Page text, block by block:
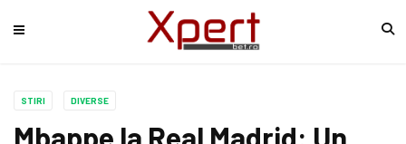
STIRI DIVERSE
Mbappe la Real Madrid: Un